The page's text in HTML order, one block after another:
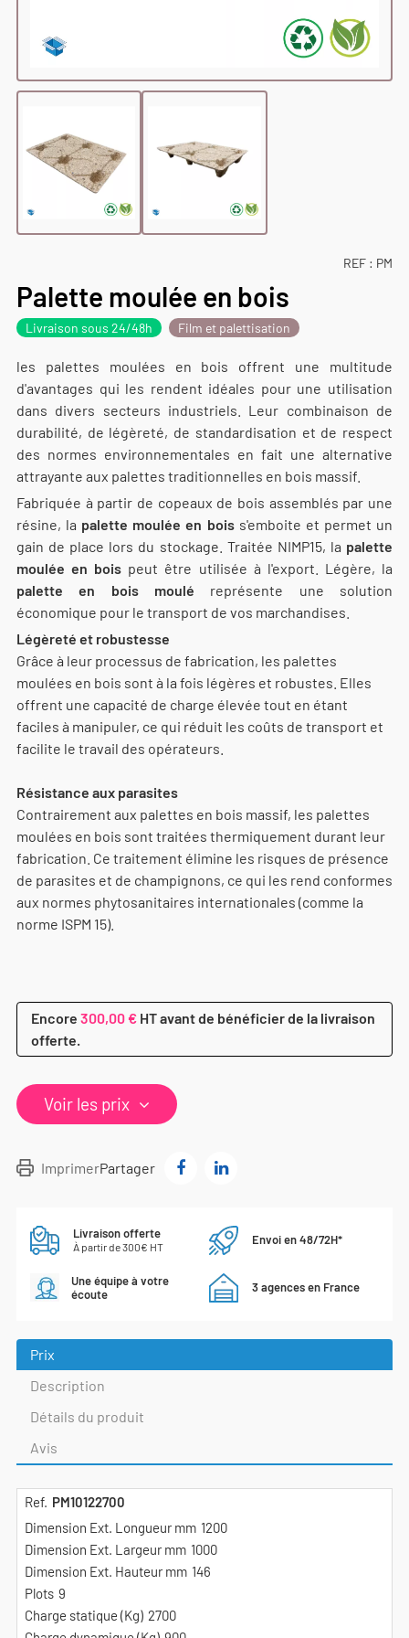
REF : PM
Palette moulée en bois
Livraison sous 24/48h Film et palettisation
les palettes moulées en bois offrent une multitude
d'avantages qui les rendent idéales pour une utilisation
dans divers secteurs industriels. Leur combinaison de
durabilité, de légèreté, de standardisation et de respect
des normes environnementales en fait une alternative
attrayante aux palettes traditionnelles en bois massif.
Fabriquée à partir de copeaux de bois assemblés par une
résine, la palette moulée en boiss'emboite et permet un
gain de place lors du stockage. Traitée NIMP15, la palette
moulée en bois peut être utilisée à l'export. Légère, la
palette en bois moulé représente une solution
économique pour le transport de vos marchandises.
Légèreté et robustesse
Grâce à leur processus de fabrication, les palettes
moulées en bois sont à la fois légères et robustes. Elles
offrent une capacité de charge élevée tout en étant
faciles à manipuler, ce qui réduit les coûts de transport et
facilite le travail des opérateurs.
Résistance aux parasites
Contrairement aux palettes en bois massif, les palettes
moulées en bois sont traitées thermiquement durant leur
fabrication. Ce traitement élimine les risques de présence
de parasites et de champignons, ce qui les rend conformes
aux normes phytosanitaires internationales (comme la
norme ISPM 15).
Encore 300,00 € HT avant de bénéficier de la livraison
offerte.
Voir les prix
ImprimerPartager
Livraison offerte
À partir de 300€ HT Envoi en 48/72H*
Une équipe à votre
écoute
3 agences en France
Prix
Description
Détails du produit
Avis
PM10122700
1200
1000
146
9
2700